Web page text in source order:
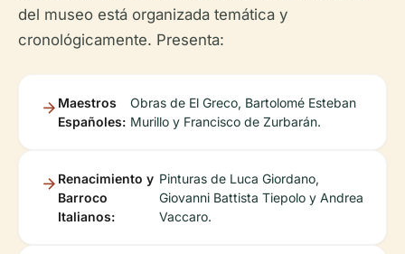
del museo está organizada temática y
cronológicamente. Presenta:
Maestros
Españoles:
Obras de El Greco, Bartolomé Esteban
Murillo y Francisco de Zurbarán.
Renacimiento y
Barroco
Italianos:
Pinturas de Luca Giordano,
Giovanni Battista Tiepolo y Andrea
Vaccaro.